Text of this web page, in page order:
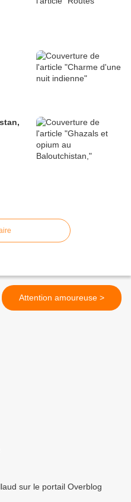
Attention amoureuse >
sur le portail Overblog